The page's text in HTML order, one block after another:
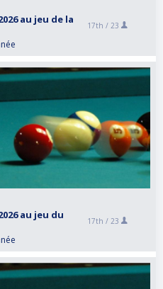
au jeu de la
17th / 23
au jeu du
17th / 23